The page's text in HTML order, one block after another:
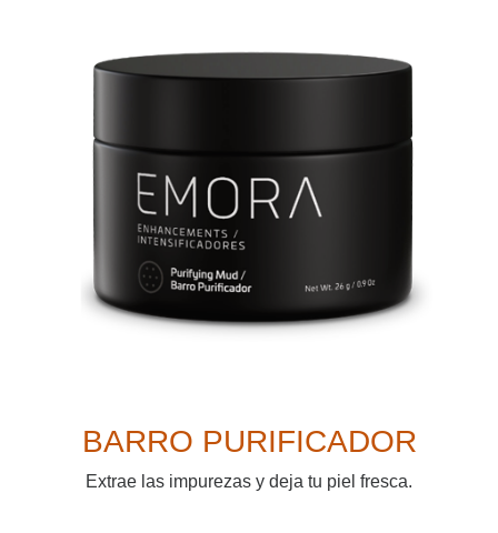
BARRO PURIFICADOR
Extrae las impurezas y deja tu piel fresca.